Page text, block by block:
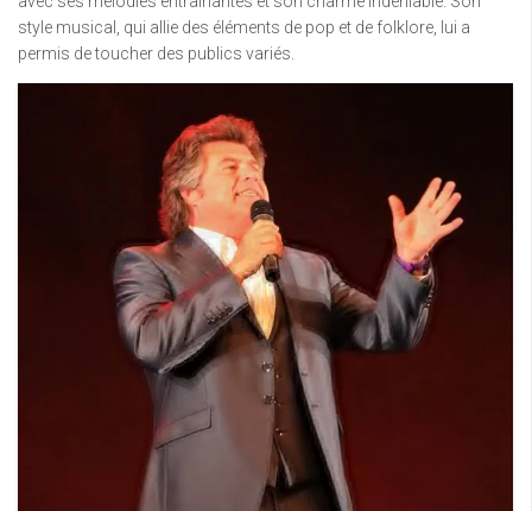
style musical, qui allie des éléments de pop et de folklore, lui a
permis de toucher des publics variés.